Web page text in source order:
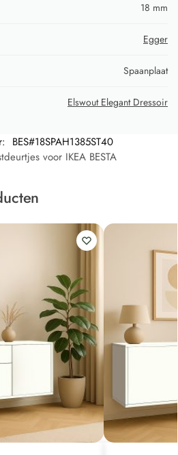
18 mm
Egger
Spaanplaat
Elswout Elegant Dressoir
BES#18SPAH1385ST40
voor IKEA BESTA